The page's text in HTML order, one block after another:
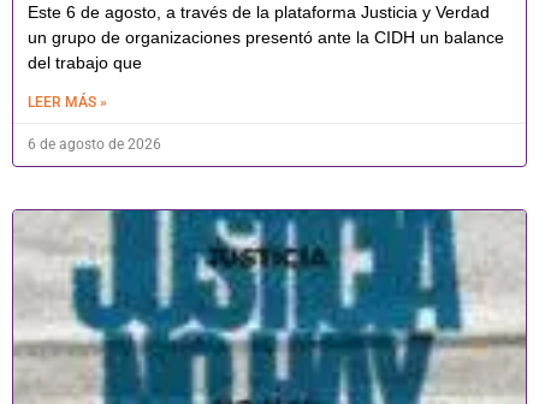
Este 6 de agosto, a través de la plataforma Justicia y Verdad
un grupo de organizaciones presentó ante la CIDH un balance
del trabajo que
LEER MÁS »
6 de agosto de 2026